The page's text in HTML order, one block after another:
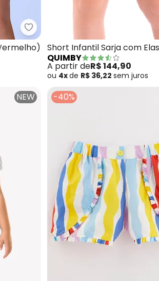
(Vermelho)
Momi - Short de Sarja com
Short Infantil Sarja com
(Vermelho)
QUIMBY
A partir deR$ 144,90
ou 4xde R$ 36,22 sem juros
NEW -40%